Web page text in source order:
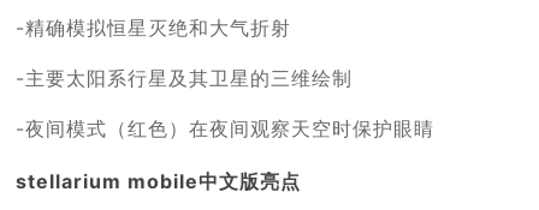
-精确模拟恒星灭绝和大气折射
-主要太阳系行星及其卫星的三维绘制
-夜间模式（红色）在夜间观察天空时保护眼睛
stellarium mobile中文版亮点